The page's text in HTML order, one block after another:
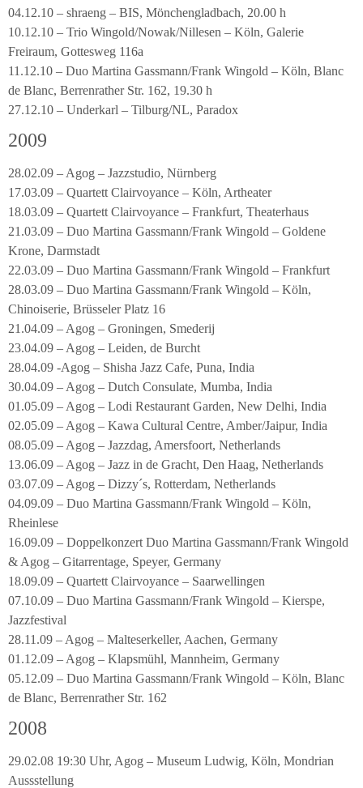
04.12.10 – shraeng – BIS, Mönchengladbach, 20.00 h
10.12.10 – Trio Wingold/Nowak/Nillesen – Köln, Galerie
Freiraum, Gottesweg 116a
11.12.10 – Duo Martina Gassmann/Frank Wingold – Köln, Blanc
de Blanc, Berrenrather Str. 162, 19.30 h
27.12.10 – Underkarl – Tilburg/NL, Paradox
2009
28.02.09 – Agog – Jazzstudio, Nürnberg
17.03.09 – Quartett Clairvoyance – Köln, Artheater
18.03.09 – Quartett Clairvoyance – Frankfurt, Theaterhaus
21.03.09 – Duo Martina Gassmann/Frank Wingold – Goldene
Krone, Darmstadt
22.03.09 – Duo Martina Gassmann/Frank Wingold – Frankfurt
28.03.09 – Duo Martina Gassmann/Frank Wingold – Köln,
Chinoiserie, Brüsseler Platz 16
21.04.09 – Agog – Groningen, Smederij
23.04.09 – Agog – Leiden, de Burcht
28.04.09 -Agog – Shisha Jazz Cafe, Puna, India
30.04.09 – Agog – Dutch Consulate, Mumba, India
01.05.09 – Agog – Lodi Restaurant Garden, New Delhi, India
02.05.09 – Agog – Kawa Cultural Centre, Amber/Jaipur, India
08.05.09 – Agog – Jazzdag, Amersfoort, Netherlands
13.06.09 – Agog – Jazz in de Gracht, Den Haag, Netherlands
03.07.09 – Agog – Dizzy´s, Rotterdam, Netherlands
04.09.09 – Duo Martina Gassmann/Frank Wingold – Köln,
Rheinlese
16.09.09 – Doppelkonzert Duo Martina Gassmann/Frank Wingold
& Agog – Gitarrentage, Speyer, Germany
18.09.09 – Quartett Clairvoyance – Saarwellingen
07.10.09 – Duo Martina Gassmann/Frank Wingold – Kierspe,
Jazzfestival
28.11.09 – Agog – Malteserkeller, Aachen, Germany
01.12.09 – Agog – Klapsmühl, Mannheim, Germany
05.12.09 – Duo Martina Gassmann/Frank Wingold – Köln, Blanc
de Blanc, Berrenrather Str. 162
2008
29.02.08 19:30 Uhr, Agog – Museum Ludwig, Köln, Mondrian
Aussstellung